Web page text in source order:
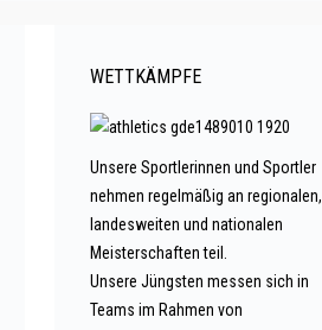
WETTKÄMPFE
Unsere Sportlerinnen und Sportler
nehmen regelmäßig an regionalen,
landesweiten und nationalen
Meisterschaften teil.
Unsere Jüngsten messen sich in
Teams im Rahmen von